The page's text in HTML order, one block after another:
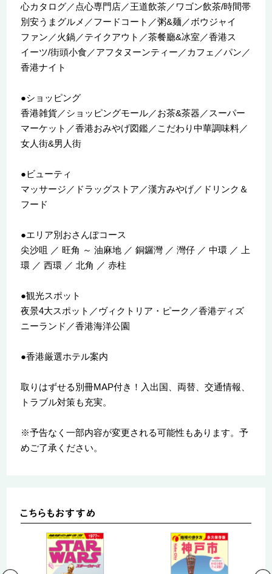
心カタログ／点心専門店／王道飲茶／ワゴン飲茶/時間帯
別安うまグルメ／フードコート／粥&麺／ボウジャイ
ファン／火鍋／テイクアウト／茶餐廳&冰室／香港ス
イーツ/街頭小食／アフタヌーンティー／カフェ／パン／
香港ナイト
●ショッピング
香港雑貨／ショッピングモール／お茶&茶器／スーパー
マーケット／香港おみやげ図鑑／こだわり中華調味料／
女人街&男人街
●ビューティ
マッサージ／ドラッグストア／漢方みやげ／ドリンク＆
フード
●エリア別おさんぽコース
尖沙咀 ／ 旺角 ～ 油麻地 ／ 銅鑼灣 ／ 灣仔 ／ 中環 ／ 上
環 ／ 西環 ／ 北角 ／ 赤柱
●観光スポット
夜景4大スポット／ヴィクトリア・ピーク／香港ディズ
ニーランド／香港海洋公園
●香港厳選ホテル案内
取りはずせる別冊MAP付き！入出国、両替、交通情報、
トラブル対策も充実。
※予告なく一部内容が変更される可能性もあります。予
めご了承ください。